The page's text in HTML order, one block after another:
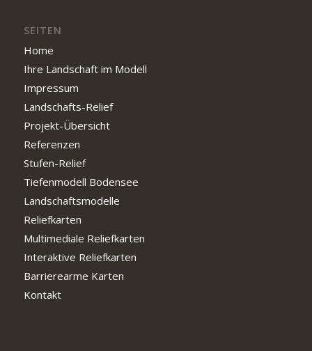
SEITEN
Home
Ihre Landschaft im Modell
Impressum
Landschafts-Relief
Projekt-Übersicht
Referenzen
Stufen-Relief
Tiefenmodell Bodensee
Landschaftsmodelle
Reliefkarten
Multimediale Reliefkarten
Interaktive Reliefkarten
Barrierearme Karten
Kontakt